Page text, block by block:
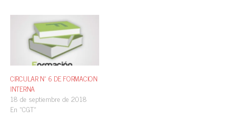
CIRCULAR Nº 6 DE FORMACION
INTERNA
18 de septiembre de 2018
En «CGT»